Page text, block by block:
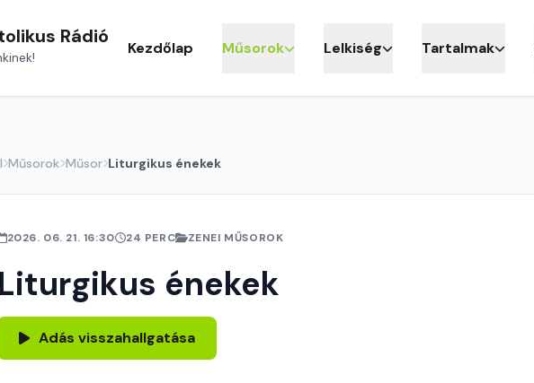
Rádió
Kezdőlap Műsorok Lelkiség Tartalmak
Műsorok Műsor Liturgikus énekek
2026. 06. 21. 16:30 24 PERC ZENEI MŰSOROK
Liturgikus énekek
Adás visszahallgatása